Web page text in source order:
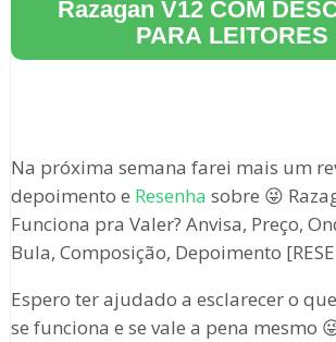
Razagan V12COM
PARA LEITORES
Na próxima semana farei mais um
depoimento e Resenha sobre 😜
Funciona pra Valer? Anvisa, Preço,
Bula, Composição, Depoimento
Espero ter ajudado a esclarecer o
se funciona e se vale a pena mesmo